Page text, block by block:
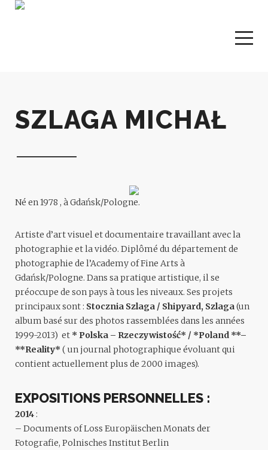
SZLAGA MICHAŁ
Né en 1978 , à Gdańsk/Pologne.
Artiste d’art visuel et documentaire travaillant avec la
photographie et la vidéo. Diplômé du département de
photographie de l’Academy of Fine Arts à
Gdańsk/Pologne. Dans sa pratique artistique, il se
préoccupe de son pays à tous les niveaux. Ses projets
principaux sont : Stocznia Szlaga / Shipyard, Szlaga(un
album basé sur des photos rassemblées dans les années
1999-2013) et * Polska – Rzeczywistość* / *Poland **–
**Reality* ( un journal photographique évoluant qui
contient actuellement plus de 2000 images).
EXPOSITIONS PERSONNELLES :
2014:
– Documents of Loss Europäischen Monats der
Fotografie, Polnisches Institut Berlin